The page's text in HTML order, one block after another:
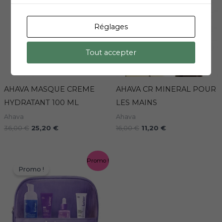
AHAVA MASQUE CREME
HYDRATANT 100 ML
Ahava
36,00€
était :
25,20 €
est :
AHAVA CR MINERAL POUR
LES MAINS
Ahava
16,00€
était :
11,20 €
est :
Promo !
Promo !
initial
était :
26,50 €.
Réglages
Tout accepter